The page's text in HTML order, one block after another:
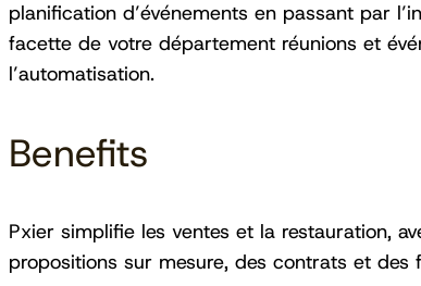
planification d’événements en passant par
facette de votre département réunions et
l’automatisation.
Benefits
Pxier simplifie les ventes et la restauration,
propositions sur mesure, des contrats et des